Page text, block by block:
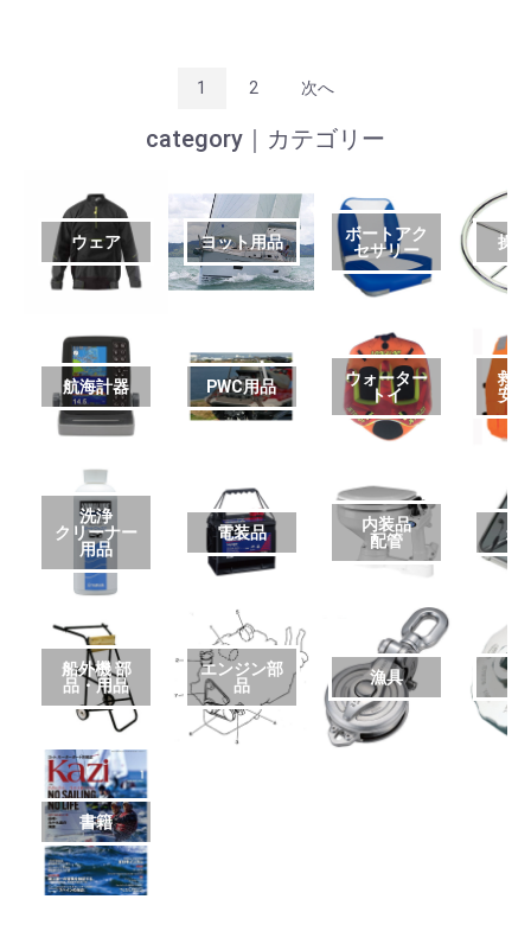
1 2 次へ
category｜カテゴリー
ウェア ヨット用品
ボートアク
セサリー
操
航海計器 PWC用品
ウォーター
トイ
救
安
洗浄
クリーナー
用品
電装品
内装品
配管
艤
船外機 部
品・用品
エンジン部
品
漁具
書籍